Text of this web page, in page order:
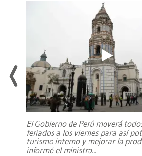
El Gobierno de Perú moverá
feriados a los viernes para así
turismo interno y mejorar la
informó el ministro...